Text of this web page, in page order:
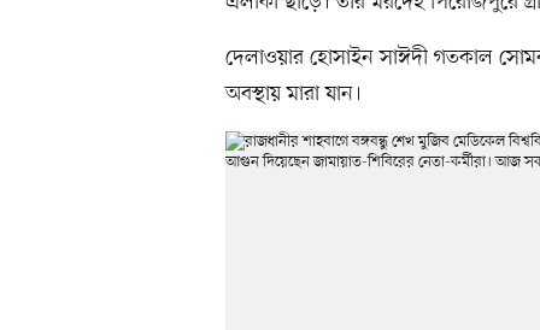
দেলাওয়ার হোসাইন সাঈদী গতকাল
অবস্থায় মারা যান।